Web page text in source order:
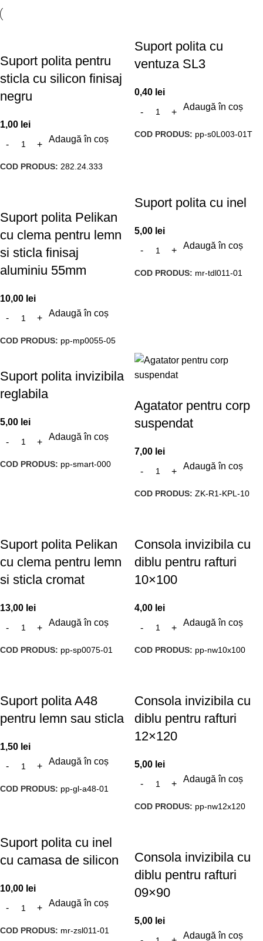
Suport polita pentru
sticla cu silicon finisaj
negru
1,00 lei
Adaugă în coș
COD PRODUS: 282.24.333
Suport polita cu
ventuza SL3
0,40 lei
Adaugă în coș
COD PRODUS: pp-s0L003-01T
Suport polita Pelikan
cu clema pentru lemn
si sticla finisaj
aluminiu 55mm
10,00 lei
Adaugă în coș
COD PRODUS: pp-mp0055-05
Suport polita cu inel
5,00 lei
Adaugă în coș
COD PRODUS: mr-tdl011-01
Suport polita invizibila
reglabila
5,00 lei
Adaugă în coș
COD PRODUS: pp-smart-000
Agatator pentru corp
suspendat
7,00 lei
Adaugă în coș
COD PRODUS: ZK-R1-KPL-10
Suport polita Pelikan
cu clema pentru lemn
si sticla cromat
13,00 lei
Adaugă în coș
COD PRODUS: pp-sp0075-01
Consola invizibila cu
diblu pentru rafturi
10×100
4,00 lei
Adaugă în coș
COD PRODUS: pp-nw10x100
Suport polita A48
pentru lemn sau sticla
1,50 lei
Adaugă în coș
COD PRODUS: pp-gl-a48-01
Consola invizibila cu
diblu pentru rafturi
12×120
5,00 lei
Adaugă în coș
COD PRODUS: pp-nw12x120
Suport polita cu inel
cu camasa de silicon
10,00 lei
Adaugă în coș
COD PRODUS: mr-zsl011-01
Consola invizibila cu
diblu pentru rafturi
09×90
5,00 lei
Adaugă în coș